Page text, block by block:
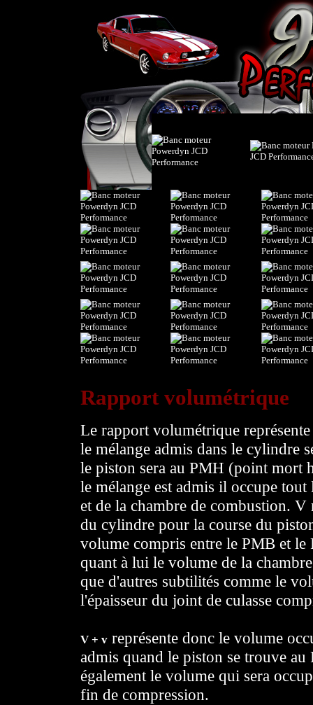
Rapport volumétrique
Le rapport volumétrique
le mélange admis dans le cylindre
le piston sera au PMH (point mort
le mélange est admis il occupe
et de la chambre de combustion. V
du cylindre pour la course du
volume compris entre le PMB et le
quant à lui le volume de la
que d'autres subtilités comme le
l'épaisseur du joint de culasse
V + v représente donc le volume
admis quand le piston se trouve
également le volume qui sera
fin de compression.